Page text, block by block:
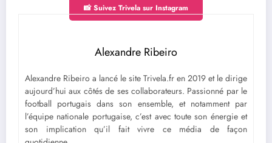
📸 Suivez Trivela sur Instagram
Alexandre Ribeiro
Alexandre Ribeiro a lancé le site Trivela.fr en 2019 et le dirige
aujourd’hui aux côtés de ses collaborateurs. Passionné par le
football portugais dans son ensemble, et notamment par
l’équipe nationale portugaise, c’est avec toute son énergie et
son implication qu’il fait vivre ce média de façon